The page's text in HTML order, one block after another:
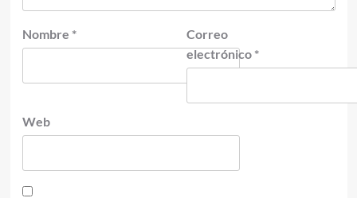
Nombre *
Correo
electrónico *
Web